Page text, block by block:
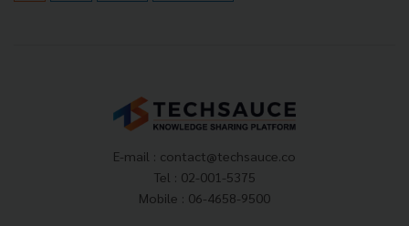
E-mail : contact@techsauce.co
Tel : 02-001-5375
Mobile : 06-4658-9500